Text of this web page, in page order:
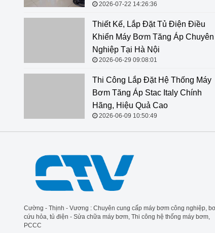
2026-07-22 14:26:36
Thiết Kế, Lắp Đặt Tủ Điện Điều Khiển Máy Bơm Tăng
Áp Chuyên Nghiệp Tại Hà Nội
Thi Công Lắp Đặt Hệ Thống Máy Bơm Tăng Áp Stac
Italy Chính Hãng, Hiệu Quả Cao
Cường - Thịnh - Vương : Chuyên cung cấp máy bơm công nghiệp,
cứu hỏa, tủ điện - Sửa chữa máy bơm, Thi công hệ thống máy bơm,
PCCC